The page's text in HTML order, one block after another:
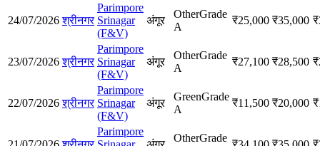
24/07/2026 श्रीनगर
Parimpore
Srinagar
(F&V)
अंगूर
OtherGrade
A
₹25,000 ₹35,000 ₹
23/07/2026 श्रीनगर
Parimpore
Srinagar
(F&V)
अंगूर
OtherGrade
A
₹27,100 ₹28,500 ₹
22/07/2026 श्रीनगर
Parimpore
Srinagar
(F&V)
अंगूर
GreenGrade
A
₹11,500 ₹20,000 ₹
Parimpore
OtherGrade